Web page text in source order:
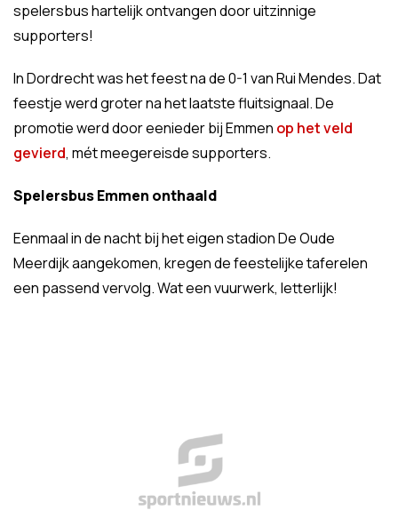
spelersbus hartelijk ontvangen door uitzinnige
supporters!
In Dordrecht was het feest na de 0-1 van Rui Mendes. Dat
feestje werd groter na het laatste fluitsignaal. De
promotie werd door eenieder bij Emmen op het veld
gevierd, mét meegereisde supporters.
Spelersbus Emmen onthaald
Eenmaal in de nacht bij het eigen stadion De Oude
Meerdijk aangekomen, kregen de feestelijke taferelen
een passend vervolg. Wat een vuurwerk, letterlijk!